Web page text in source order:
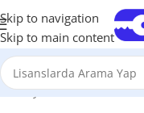
Skip to navigation
Skip to main content
Anasayfa Office Lisansları